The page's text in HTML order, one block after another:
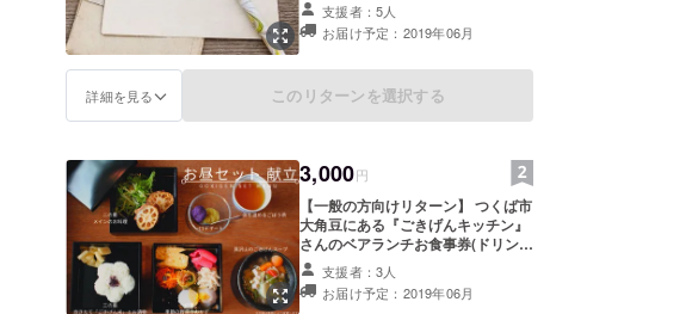
子供達の未来の為にも、1人でも多くの人が明るく元気に楽
しく人生を過ごせるような活動がしたいと思っています。
支援者：5人
お届け予定：2019年06月
詳細を見る このリターンを選択する
3,000円
【一般の方向けリターン】 つくば市
大角豆にある『ごきげんキッチン』
さんのベアランチお食事券(ドリンク
付)です。 【住所】 〒305-0043 茨
城県つくば市大角豆２０１２−９２
１ 【リターンにご協力いただ
支援者：3人
お届け予定：2019年06月